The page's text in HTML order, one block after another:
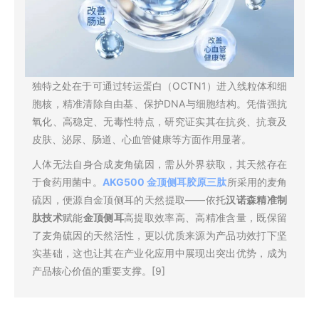
独特之处在于可通过转运蛋白（OCTN1）进入线粒体和细
胞核，精准清除自由基、保护DNA与细胞结构。凭借强抗
氧化、高稳定、无毒性特点，研究证实其在抗炎、抗衰及
皮肤、泌尿、肠道、心血管健康等方面作用显著。
人体无法自身合成麦角硫因，需从外界获取，其天然存在
于食药用菌中。 AKG500 金顶侧耳胶原三肽所采用的麦角
硫因，便源自金顶侧耳的天然提取——依托汉诺森精准制
肽技术赋能金顶侧耳高提取效率高、高精准含量，既保留
了麦角硫因的天然活性，更以优质来源为产品功效打下坚
实基础，这也让其在产业化应用中展现出突出优势，成为
产品核心价值的重要支撑。[9]